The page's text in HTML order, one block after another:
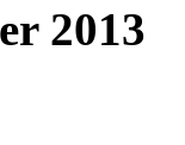
2013